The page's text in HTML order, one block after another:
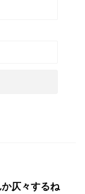
仄々するね